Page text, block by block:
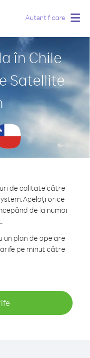
Autentificare
în Chile
Satellite
de calitate către
Apelați orice
de la numai
plan de apelare
pe minut către